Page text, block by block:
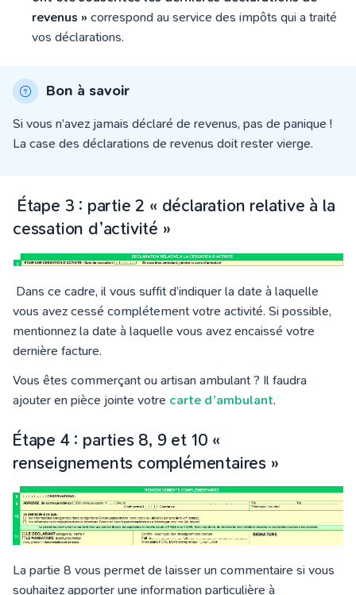
revenus » correspond au service des impôts qui a traité
vos déclarations.
Bon à savoir
Si vous n’avez jamais déclaré de revenus, pas de panique !
La case des déclarations de revenus doit rester vierge.
Étape 3 : partie 2 « déclaration relative à la
cessation d’activité »
Dans ce cadre, il vous suffit d’indiquer la date à laquelle
vous avez cessé complétement votre activité. Si possible,
mentionnez la date à laquelle vous avez encaissé votre
dernière facture.
Vous êtes commerçant ou artisan ambulant ? Il faudra
ajouter en pièce jointe votre carte d’ambulant.
Étape 4 : parties 8, 9 et 10 «
renseignements complémentaires »
La partie 8 vous permet de laisser un commentaire si vous
souhaitez apporter une information particulière à